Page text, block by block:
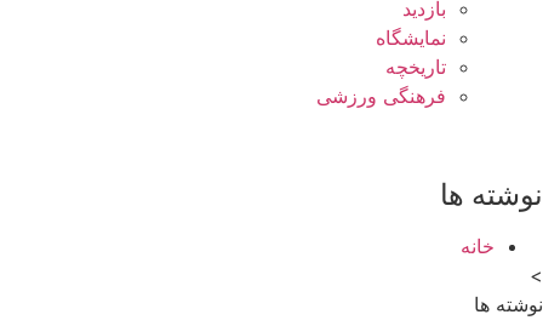
بازدید
نمایشگاه
تاريخچه
فرهنگی ورزشی
نوشته ها
خانه
>
نوشته ها